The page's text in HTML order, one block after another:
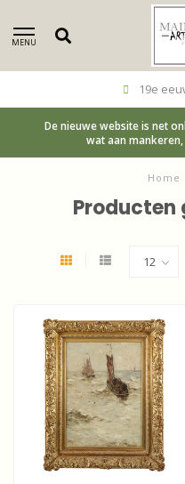
MENU
19e
De nieuwe website is net
wat aan
Home
Producten